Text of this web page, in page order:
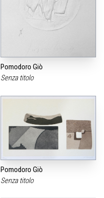
Pomodoro Giò
Senza titolo
Pomodoro Giò
Senza titolo